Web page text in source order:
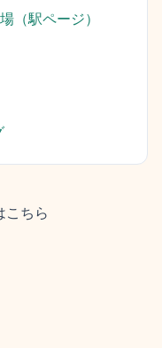
（駅ページ）
こちら